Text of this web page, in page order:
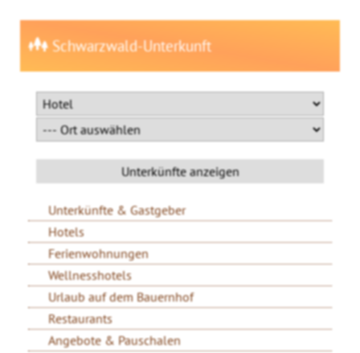
Schwarzwald-Unterkunft
Unterkünfte & Gastgeber
Hotels
Ferienwohnungen
Wellnesshotels
Urlaub auf dem Bauernhof
Restaurants
Angebote & Pauschalen